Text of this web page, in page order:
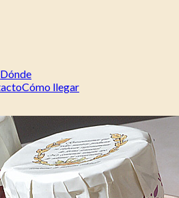
Dónde
Cómo llegar